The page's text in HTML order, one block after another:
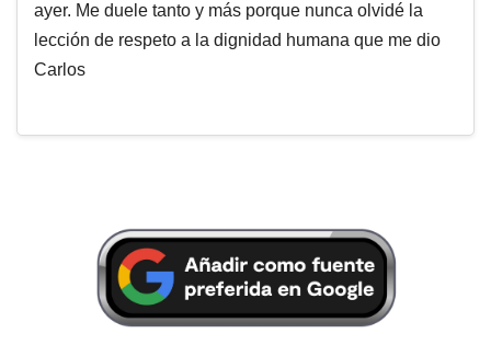
ayer. Me duele tanto y más porque nunca olvidé la
lección de respeto a la dignidad humana que me dio
Carlos